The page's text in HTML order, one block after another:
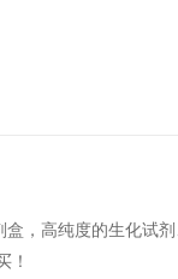
，高纯度的生化
！